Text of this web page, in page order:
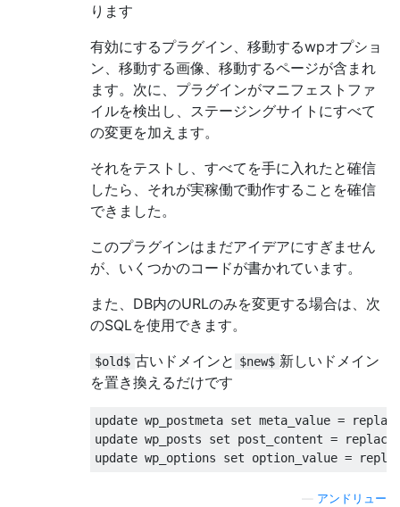
ります
有効にするプラグイン、移動するwpオプショ
ン、移動する画像、移動するページが含まれ
ます。次に、プラグインがマニフェストファ
イルを検出し、ステージングサイトにすべて
の変更を加えます。
それをテストし、すべてを手に入れたと確信
したら、それが実稼働で動作することを確信
できました。
このプラグインはまだアイデアにすぎません
が、いくつかのコードが書かれています。
また、DB内のURLのみを変更する場合は、次
のSQLを使用できます。
$old$ 古いドメインと $new$ 新しいドメイン
を置き換えるだけです
update wp_postmeta set meta_value =
update wp_posts set post_content = replace
update wp_options set option_value =
アンドリュー